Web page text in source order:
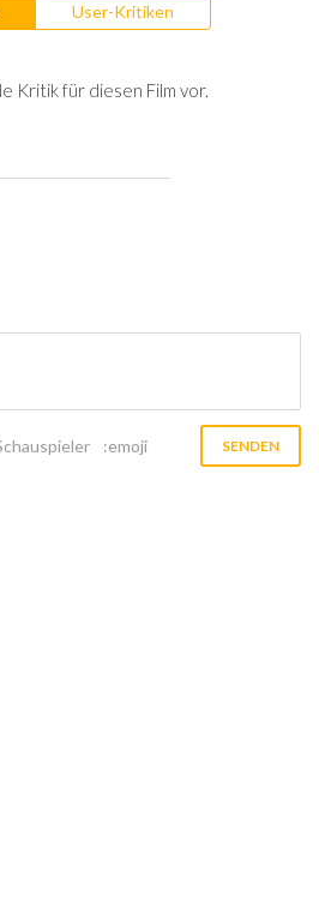
User-Kritiken
Kritik für diesen Film vor.
:emoji